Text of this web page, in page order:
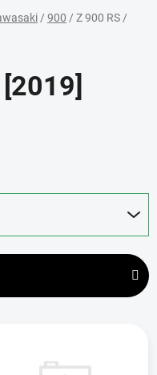
/ 900 / Z 900 RS /